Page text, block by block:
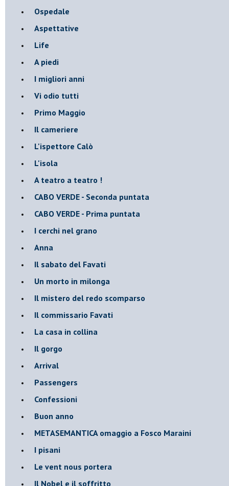
Ospedale
Aspettative
Life
A piedi
I migliori anni
Vi odio tutti
Primo Maggio
Il cameriere
L'ispettore Calò
L'isola
A teatro a teatro !
CABO VERDE - Seconda puntata
CABO VERDE - Prima puntata
I cerchi nel grano
Anna
Il sabato del Favati
Un morto in milonga
Il mistero del redo scomparso
Il commissario Favati
La casa in collina
Il gorgo
Arrival
Passengers
Confessioni
Buon anno
METASEMANTICA omaggio a Fosco Maraini
I pisani
Le vent nous portera
Il Nobel e il soffritto